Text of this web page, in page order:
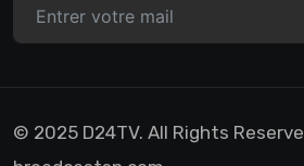
© 2025 D24TV. All Rights